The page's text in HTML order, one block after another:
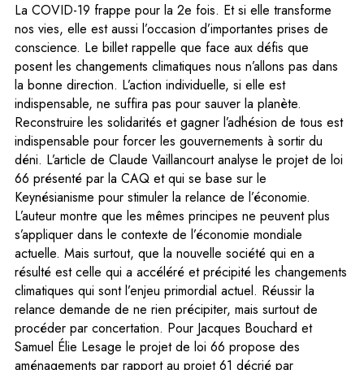
La COVID-19 frappe pour la 2e fois. Et si elle transforme
nos vies, elle est aussi l’occasion d’importantes prises de
conscience. Le billet rappelle que face aux défis que
posent les changements climatiques nous n’allons pas dans
la bonne direction. L’action individuelle, si elle est
indispensable, ne suffira pas pour sauver la planète.
Reconstruire les solidarités et gagner l’adhésion de tous est
indispensable pour forcer les gouvernements à sortir du
déni. L’article de Claude Vaillancourt analyse le projet de loi
66 présenté par la CAQ et qui se base sur le
Keynésianisme pour stimuler la relance de l’économie.
L’auteur montre que les mêmes principes ne peuvent plus
s’appliquer dans le contexte de l’économie mondiale
actuelle. Mais surtout, que la nouvelle société qui en a
résulté est celle qui a accéléré et précipité les changements
climatiques qui sont l’enjeu primordial actuel. Réussir la
relance demande de ne rien précipiter, mais surtout de
procéder par concertation. Pour Jacques Bouchard et
Samuel Élie Lesage le projet de loi 66 propose des
aménagements par rapport au projet 61 décrié par